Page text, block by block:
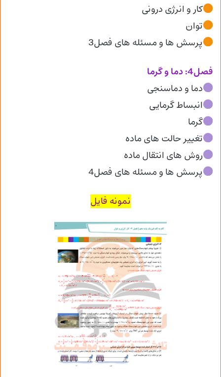
کار و انرژی درونی
توان
پرسش ها و مسئله های فصل3
فصل4: دما و گرما
دما و دماسنجی
انبساط گرمایی
گرما
تغییر حالت های ماده
روش های انتقال ماده
پرسش ها و مسئله های فصل4
نمونه فایل